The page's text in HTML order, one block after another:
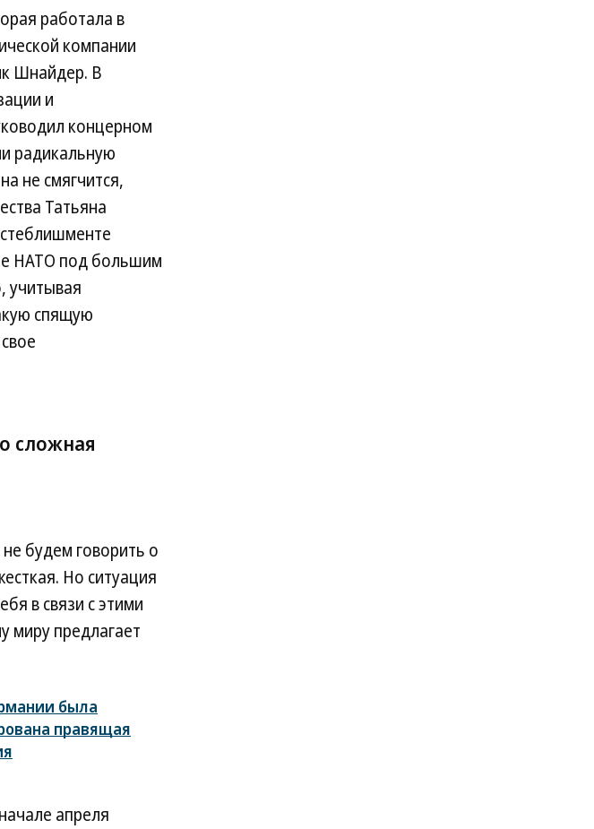
работала в
компании
Шнайдер. В
и
концерном
радикальную
не смягчится,
Татьяна
НАТО под большим
учитывая
спящую
сложная
будем говорить о
Но ситуация
в связи с этими
миру предлагает
была
правящая
апреля